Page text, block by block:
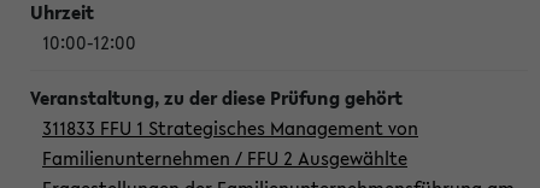
10:00-12:00
311833 FFU 1 Strategisches Management von
Familienunternehmen / FFU 2 Ausgewählte